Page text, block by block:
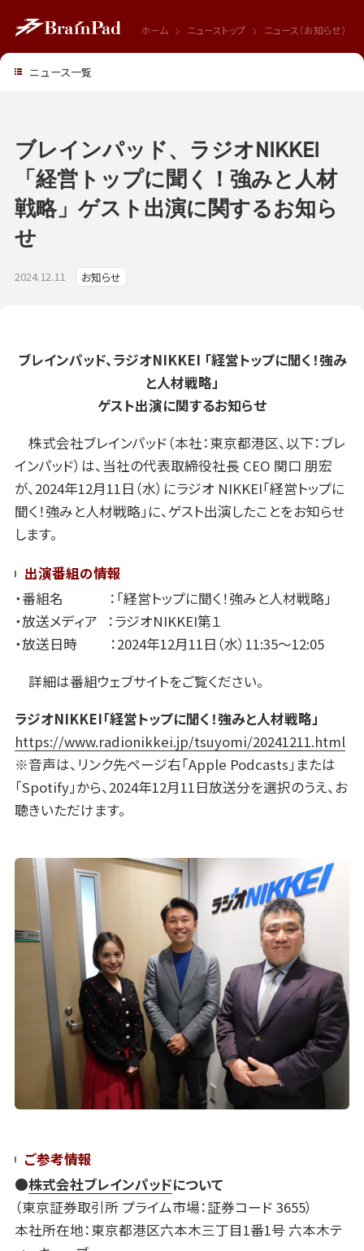
ホーム ニューストップ ニュース（お知らせ）
2024.12.11 お知らせ
ブレインパッド、ラジオNIKKEI
「経営トップに聞く！強みと人材
戦略」ゲスト出演に関するお知ら
せ
ブレインパッド、ラジオNIKKEI 「経営トップに聞く！強み
と人材戦略」
ゲスト出演に関するお知らせ
株式会社ブレインパッド（本社：東京都港区、以下：ブレ
インパッド）は、当社の代表取締役社長 CEO 関口 朋宏
が、2024年12月11日（水）にラジオ NIKKEI「経営トップに
聞く！強みと人材戦略」に、ゲスト出演したことをお知らせ
します。
出演番組の情報
・番組名 ：「経営トップに聞く！強みと人材戦略」
・放送メディア ：ラジオNIKKEI第１
・放送日時 ：2024年12月11日（水）11:35～12:05
詳細は番組ウェブサイトをご覧ください。
ラジオNIKKEI「経営トップに聞く！強みと人材戦略」
https://www.radionikkei.jp/tsuyomi/20241211.html
※音声は、リンク先ページ右「Apple Podcasts」または
「Spotify」から、2024年12月11日放送分を選択のうえ、お
聴きいただけます。
ご参考情報
●株式会社ブレインパッドについて
（東京証券取引所 プライム市場：証券コード 3655）
本社所在地：東京都港区六本木三丁目1番1号 六本木テ
ニュース一覧